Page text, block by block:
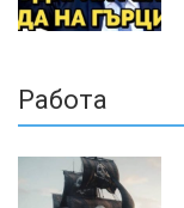
Работа